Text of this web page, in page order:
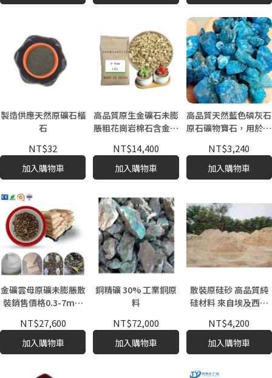
製造供應天然原礦石榴
石
NT$32
加入購物車
高品質原生金礦石未膨
脹粗花崗岩棉石含金優
VC-001
NT$14,400
加入購物車
高品質天然藍色磷灰石
原石礦物寶石，用於珠
NT$3,240
加入購物車
金礦雲母原礦未膨脹散
裝銷售價格0.3-7mm
NT$27,600
加入購物車
銅精礦 30% 工業銅原
料
NT$72,000
加入購物車
散裝原硅砂 高品質純
硅材料 來自埃及西部
用途
NT$4,200
加入購物車